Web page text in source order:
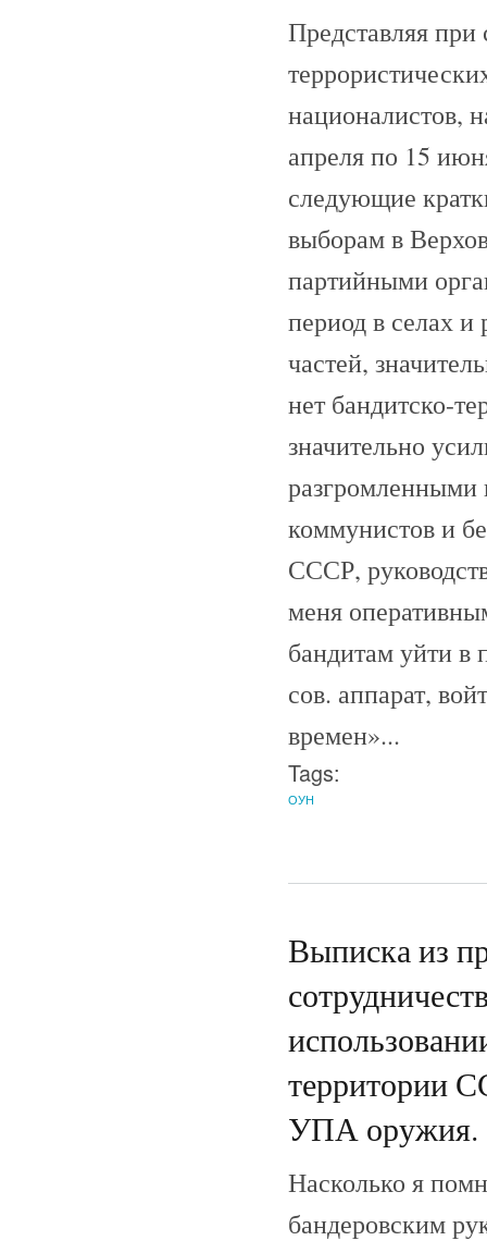
Представляя
националистов,
апреля по 15
следующие
выборам в
партийными
период в селах
частей,
нет бандитско-
значительно
разгромленными
коммунистов и
СССР,
меня
бандитам уйти в
сов. аппарат,
времен»...
Tags:
ОУН
Выписка из
территории
УПА оружия.
Насколько я
бандеровским